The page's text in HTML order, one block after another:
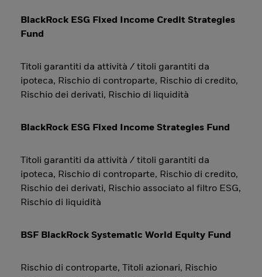
BlackRock ESG Fixed Income Credit Strategies
Fund
Titoli garantiti da attività / titoli garantiti da
ipoteca, Rischio di controparte, Rischio di credito,
Rischio dei derivati, Rischio di liquidità
BlackRock ESG Fixed Income Strategies Fund
Titoli garantiti da attività / titoli garantiti da
ipoteca, Rischio di controparte, Rischio di credito,
Rischio dei derivati, Rischio associato al filtro ESG,
Rischio di liquidità
BSF BlackRock Systematic World Equity Fund
Rischio di controparte, Titoli azionari, Rischio